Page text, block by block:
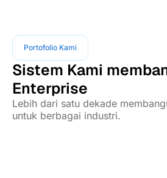
Portofolio Kami
Sistem Kami
Enterprise
Lebih dari satu dekade
untuk berbagai industri.